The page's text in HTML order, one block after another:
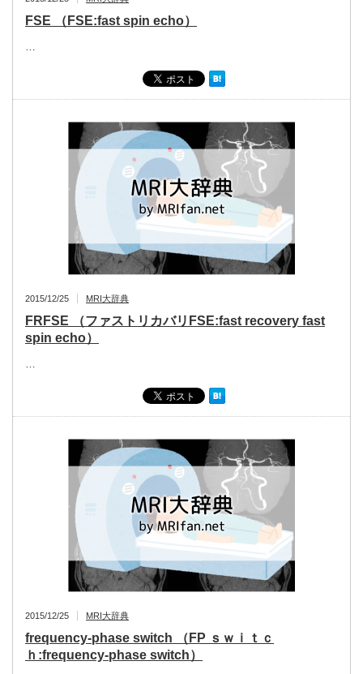
FSE （FSE:fast spin echo）
…
2015/12/25 MRI大辞典
FRFSE （ファストリカバリFSE:fast recovery fast
spin echo）
…
2015/12/25 MRI大辞典
frequency-phase switch （FP ｓｗｉｔｃ
ｈ:frequency-phase switch）